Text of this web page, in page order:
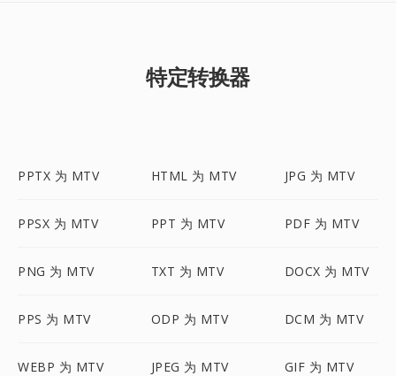
特定转换器
PPTX 为 MTV HTML 为 MTV JPG 为 MTV
PPSX 为 MTV PPT 为 MTV PDF 为 MTV
PNG 为 MTV TXT 为 MTV DOCX 为 MTV
PPS 为 MTV ODP 为 MTV DCM 为 MTV
WEBP 为 MTV JPEG 为 MTV GIF 为 MTV